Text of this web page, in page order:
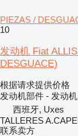
PIEZAS /
10
发动机 Fiat
DESGUACE)
根据请求提供价格
发动机部件 - 发动机
西班牙, Uxes
TALLERES
联系卖方